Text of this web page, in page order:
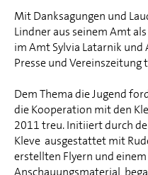
Mit Danksagungen und
Lindner aus seinem Amt
im Amt Sylvia Latarnik und
Presse und Vereinszeitung
Dem Thema die Jugend
die Kooperation mit den
2011 treu. Initiiert durch
Kleve ausgestattet mit
erstellten Flyern und